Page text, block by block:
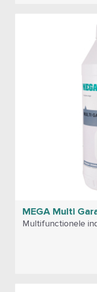
MEGA Multi
Multifunctionele